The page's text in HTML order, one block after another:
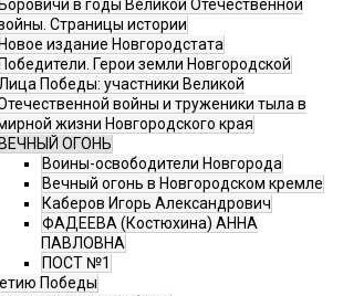
Боровичи в годы Великой Отечественной
Страницы истории
Новое издание Новгородстата
Победители. Герои земли Новгородской
Победы: участники Великой
войны и труженики тыла в
жизни Новгородского края
ВЕЧНЫЙ ОГОНЬ
Воины-освободители Новгорода
Вечный огонь в Новгородском кремле
Каберов Игорь Александрович
ФАДЕЕВА (Костюхина) АННА
ПАВЛОВНА
ПОСТ №1
Победы